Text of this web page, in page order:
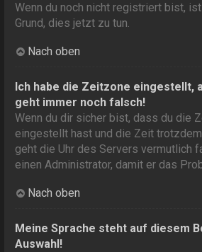
Wenn du noch nicht registriert bist,
Grund, dies jetzt zu tun.
Nach oben
Ich habe die Zeitzone eingestellt,
geht immer noch falsch!
Wenn du dir sicher bist, dass du die
eingestellt hast und die Zeit
geht die Uhr des Servers vermutlich
einen Administrator, damit er das
Nach oben
Meine Sprache steht auf diesem
Auswahl!